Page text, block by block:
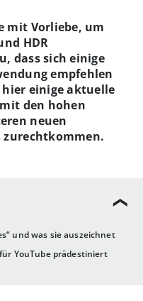
und was sie auszeichnet
YouTube prädestiniert
mit Vorliebe, um
HDR
dass sich einige
empfehlen
einige aktuelle
den hohen
neuen
zurechtkommen.